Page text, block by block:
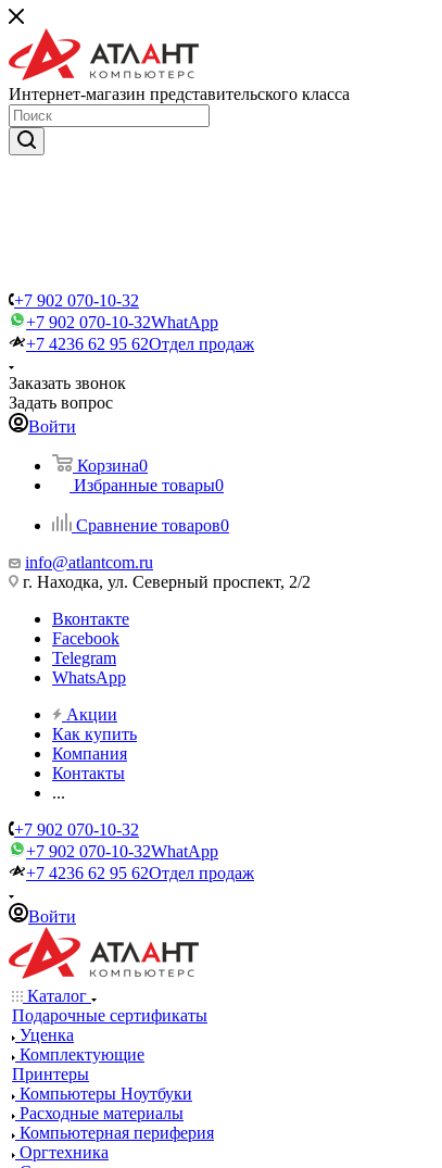
Интернет-магазин представительского класса
+7 902 070-10-32
+7 902 070-10-32WhatApp
+7 4236 62 95 62Отдел продаж
Заказать звонок
Задать вопрос
Войти
Корзина0
Избранные товары0
Сравнение товаров0
info@atlantcom.ru
г. Находка, ул. Северный проспект, 2/2
Вконтакте
Facebook
Telegram
WhatsApp
Акции
Как купить
Компания
Контакты
...
+7 902 070-10-32
+7 902 070-10-32WhatApp
+7 4236 62 95 62Отдел продаж
Войти
Каталог
Подарочные сертификаты
Уценка
Комплектующие
Принтеры
Компьютеры Ноутбуки
Расходные материалы
Компьютерная периферия
Оргтехника